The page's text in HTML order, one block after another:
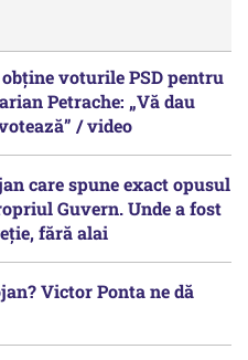
voturile PSD pentru
Petrache: „Vă dau
/ video
care spune exact opusul
Guvern. Unde a fost
fără alai
Victor Ponta ne dă